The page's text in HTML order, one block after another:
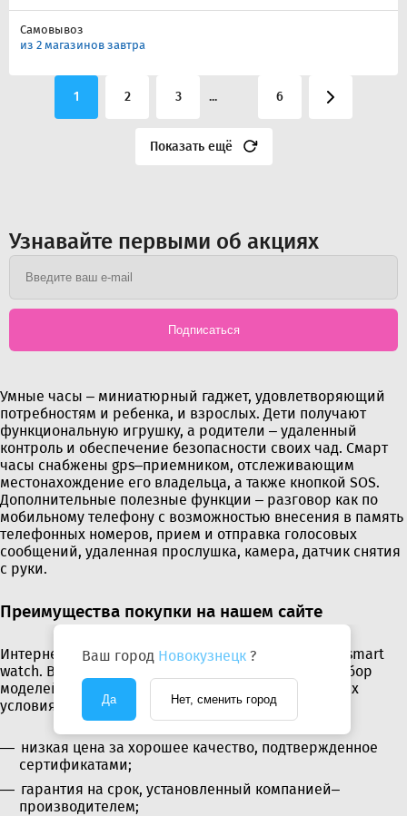
Самовывоз
из 2 магазинов завтра
1 2 3 ... 6
Показать ещё
Узнавайте первыми об акциях
Подписаться
Умные часы – миниатюрный гаджет, удовлетворяющий
потребностям и ребенка, и взрослых. Дети получают
функциональную игрушку, а родители – удаленный
контроль и обеспечение безопасности своих чад. Смарт
часы снабжены gps–приемником, отслеживающим
местонахождение его владельца, а также кнопкой SOS.
Дополнительные полезные функции – разговор как по
мобильному телефону с возможностью внесения в память
телефонных номеров, прием и отправка голосовых
сообщений, удаленная прослушка, камера, датчик снятия
с руки.
Преимущества покупки на нашем сайте
Интернет–магазин «ТехноОпт» предлагает купить smart
watch. В нашем каталоге представлен большой выбор
моделей, заказать которые вы можете на выгодных
условиях:
низкая цена за хорошее качество, подтвержденное
сертификатами;
гарантия на срок, установленный компанией–
производителем;
Ваш город Новокузнецк ?
Да Нет, сменить город